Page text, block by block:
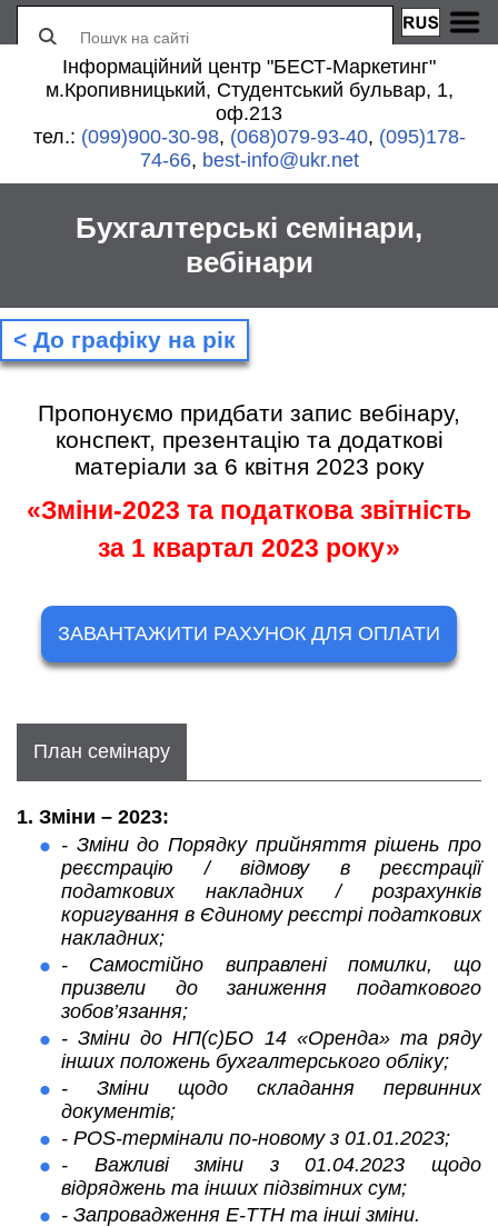
Інформаційний центр "БЕСТ-Маркетинг"
м.Кропивницький, Студентський бульвар, 1,
оф.213
тел.: (099)900-30-98, (068)079-93-40, (095)178-
74-66, best-info@ukr.net
Бухгалтерські семінари,
вебінари
< До графіку на рік
Пропонуємо придбати запис вебінару,
конспект, презентацію та додаткові
матеріали за 6 квітня 2023 року
«Зміни-2023 та податкова звітність
за 1 квартал 2023 року»
ЗАВАНТАЖИТИ РАХУНОК ДЛЯ ОПЛАТИ
План семінару
1. Зміни – 2023:
- Зміни до Порядку прийняття рішень про
реєстрацію / відмову в реєстрації
податкових накладних / розрахунків
коригування в Єдиному реєстрі податкових
накладних;
- Самостійно виправлені помилки, що
призвели до заниження податкового
зобов’язання;
- Зміни до НП(с)БО 14 «Оренда» та ряду
інших положень бухгалтерського обліку;
- Зміни щодо складання первинних
документів;
- POS-термінали по-новому з 01.01.2023;
- Важливі зміни з 01.04.2023 щодо
відряджень та інших підзвітних сум;
- Запровадження Е-ТТН та інші зміни.